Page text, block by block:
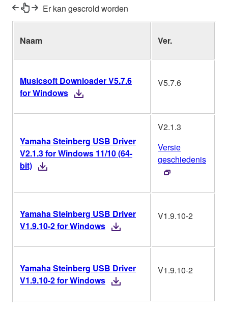
Er kan gescrold worden
Naam Ver.
Musicsoft Downloader V5.7.6
for Windows
V5.7.6
Yamaha Steinberg USB Driver
V2.1.3 for Windows 11/10 (64-
bit)
V2.1.3
Versie
geschiedenis
Yamaha Steinberg USB Driver
V1.9.10-2 for Windows
V1.9.10-2
Yamaha Steinberg USB Driver
V1.9.10-2 for Windows
V1.9.10-2